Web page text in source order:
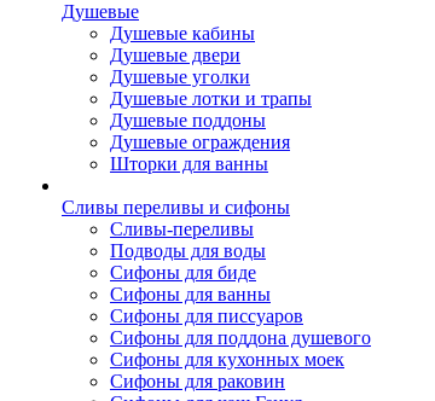
Душевые
Душевые кабины
Душевые двери
Душевые уголки
Душевые лотки и трапы
Душевые поддоны
Душевые ограждения
Шторки для ванны
Сливы переливы и сифоны
Сливы-переливы
Подводы для воды
Сифоны для биде
Сифоны для ванны
Сифоны для писсуаров
Сифоны для поддона душевого
Сифоны для кухонных моек
Сифоны для раковин